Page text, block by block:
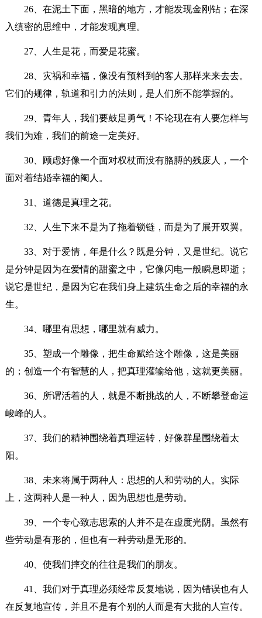
26、在泥土下面，黑暗的地方，才能发现金刚钻；在深
入缜密的思维中，才能发现真理。
27、人生是花，而爱是花蜜。
28、灾祸和幸福，像没有预料到的客人那样来来去去。
它们的规律，轨道和引力的法则，是人们所不能掌握的。
29、青年人，我们要鼓足勇气！不论现在有人要怎样与
我们为难，我们的前途一定美好。
30、顾虑好像一个面对权杖而没有胳膊的残废人，一个
面对着结婚幸福的阉人。
31、道德是真理之花。
32、人生下来不是为了拖着锁链，而是为了展开双翼。
33、对于爱情，年是什么？既是分钟，又是世纪。说它
是分钟是因为在爱情的甜蜜之中，它像闪电一般瞬息即逝；
说它是世纪，是因为它在我们身上建筑生命之后的幸福的永
生。
34、哪里有思想，哪里就有威力。
35、塑成一个雕像，把生命赋给这个雕像，这是美丽
的；创造一个有智慧的人，把真理灌输给他，这就更美丽。
36、所谓活着的人，就是不断挑战的人，不断攀登命运
峻峰的人。
37、我们的精神围绕着真理运转，好像群星围绕着太
阳。
38、未来将属于两种人：思想的人和劳动的人。实际
上，这两种人是一种人，因为思想也是劳动。
39、一个专心致志思索的人并不是在虚度光阴。虽然有
些劳动是有形的，但也有一种劳动是无形的。
40、使我们摔交的往往是我们的朋友。
41、我们对于真理必须经常反复地说，因为错误也有人
在反复地宣传，并且不是有个别的人而是有大批的人宣传。